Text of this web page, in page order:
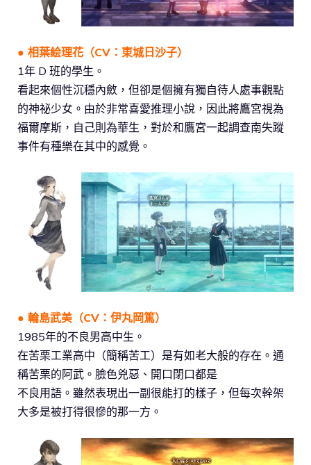
● 相葉絵理花（CV：東城日沙子）
1年 D 班的學生。
看起來個性沉穩內斂，但卻是個擁有獨自待人處事觀點
的神祕少女。由於非常喜愛推理小說，因此將鷹宮視為
福爾摩斯，自己則為華生，對於和鷹宮一起調查南失蹤
事件有種樂在其中的感覺。
● 輪島武美（CV：伊丸岡篤）
1985年的不良男高中生。
在苦栗工業高中（簡稱苦工）是有如老大般的存在。通
稱苦栗的阿武。臉色兇惡、開口閉口都是
不良用語。雖然表現出一副很能打的樣子，但每次幹架
大多是被打得很慘的那一方。